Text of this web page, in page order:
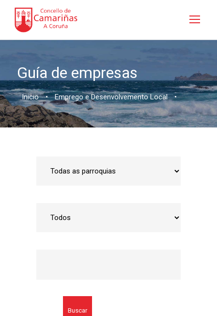
Guía de empresas
Inicio • Emprego e Desenvolvemento Local •
Buscar